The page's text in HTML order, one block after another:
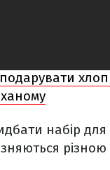
набір для